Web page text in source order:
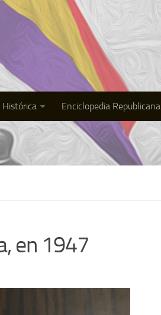
Histórica Enciclopedia Republicana
en 1947